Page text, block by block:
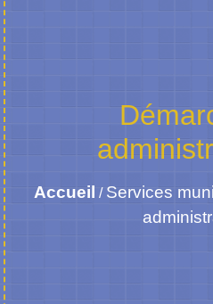
Accueil / Services